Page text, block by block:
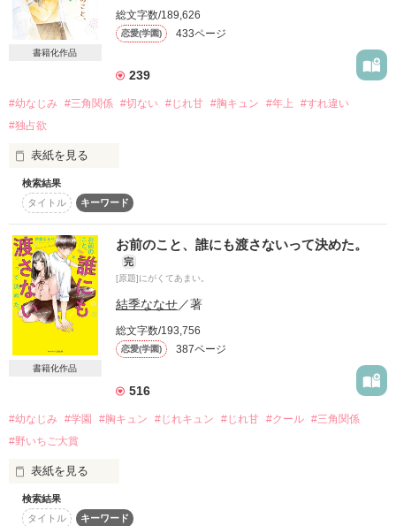
めちゃくちゃわたしに執着してくる…！
「ひじりくんっ、ちょっと離れ……っ」
「やーだ。力づくでどかしてみて？」
誰かこの溺愛モンスターを止めてください！
〖 　8/31　総合ランキング1位　〗
本当の彼は暴走族の総長であり、完璧な人だった………。
ーーーーーーーーーー
学校1の秀才・強気美少女
小野田 真菜(おのだ まな)
表・顔だけ取り柄の残念イケメン
裏・暴走族の総長で完璧人間
上原 海斗(うえはら かいと)
きみの本心を、何も知らない。
不機嫌なきみのキスだけ。
- 爽やかイケメン(仮) -
佐和 侑吏
▼
見せかけの甘い毒に誘われて
私はとっくに
きみが仕掛けた罠に
墜落しているのかもしれない
- - - - -*⑅ NEWS ⑅*- - - - -
2020.08.28. 更新終了
なんの変哲もない
そんな日常を送れるはずだった。
「楓夕のこと好きなんだけど、マジで」
…同級生に、こんな告白をされるまでは。
- - - - - - - - - ꒰ ♡ ꒱ - - - - - - - - -
非  鈍  感  女  子
浅桜  楓夕
×
書籍化作品
総文字数/189,626
恋愛(学園) 433ページ
239
#幼なじみ #三角関係 #切ない #じれ甘 #胸キュン #年上
#すれ違い
#独占欲
表紙を見る
「虹が好きなのは俺じゃないよ」
小さい頃からずっと一緒にいるのに
きみは何にも分かっていない
＿＿＿＿＿＿＿＿＿＿＿＿＿＿＿
好きなことや映画の種類
検索結果
タイトル
キーワード
書籍化作品
お前のこと、誰にも渡さないって決めた。
完
[原題]にがくてあまい。
結季ななせ／著
総文字数/193,756
恋愛(学園) 387ページ
516
#幼なじみ #学園 #胸キュン #じれキュン #じれ甘 #クール #三角関係
#野いちご大賞
表紙を見る
. 検索結果
タイトル
キーワード